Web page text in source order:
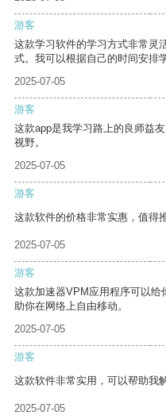
游客
这款学习软件的学习方式非常灵
式。我可以根据自己的时间安排
2025-07-05
游客
这款app是我学习路上的良师益
视野。
2025-07-05
游客
这款软件的价格非常实惠，值得
2025-07-05
游客
这款加速器VPM应用程序可以
助你在网络上自由移动。
2025-07-05
游客
这款软件非常实用，可以帮助我
2025-07-05